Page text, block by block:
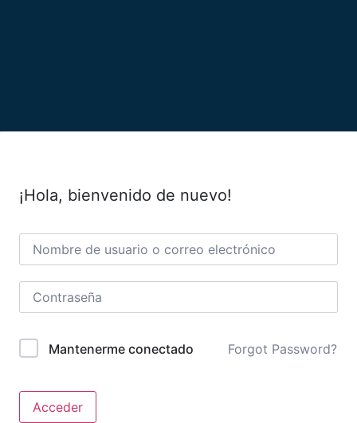
¡Hola, bienvenido de nuevo!
Mantenerme conectado Forgot Password?
Acceder